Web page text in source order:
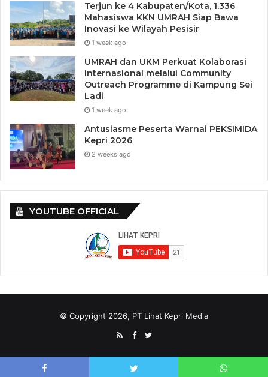
Terjun ke 4 Kabupaten/Kota, 1.336
Mahasiswa KKN UMRAH Siap Bawa
Inovasi ke Wilayah Pesisir
1 week ago
UMRAH dan UKM Perkuat Kolaborasi
Internasional melalui Community
Outreach Programme di Kampung Sei
Ladi
1 week ago
Antusiasme Peserta Warnai PEKSIMIDA
Kepri 2026
2 weeks ago
YOUTUBE OFFICIAL
© Copyright 2026, PT Lihat Kepri Media